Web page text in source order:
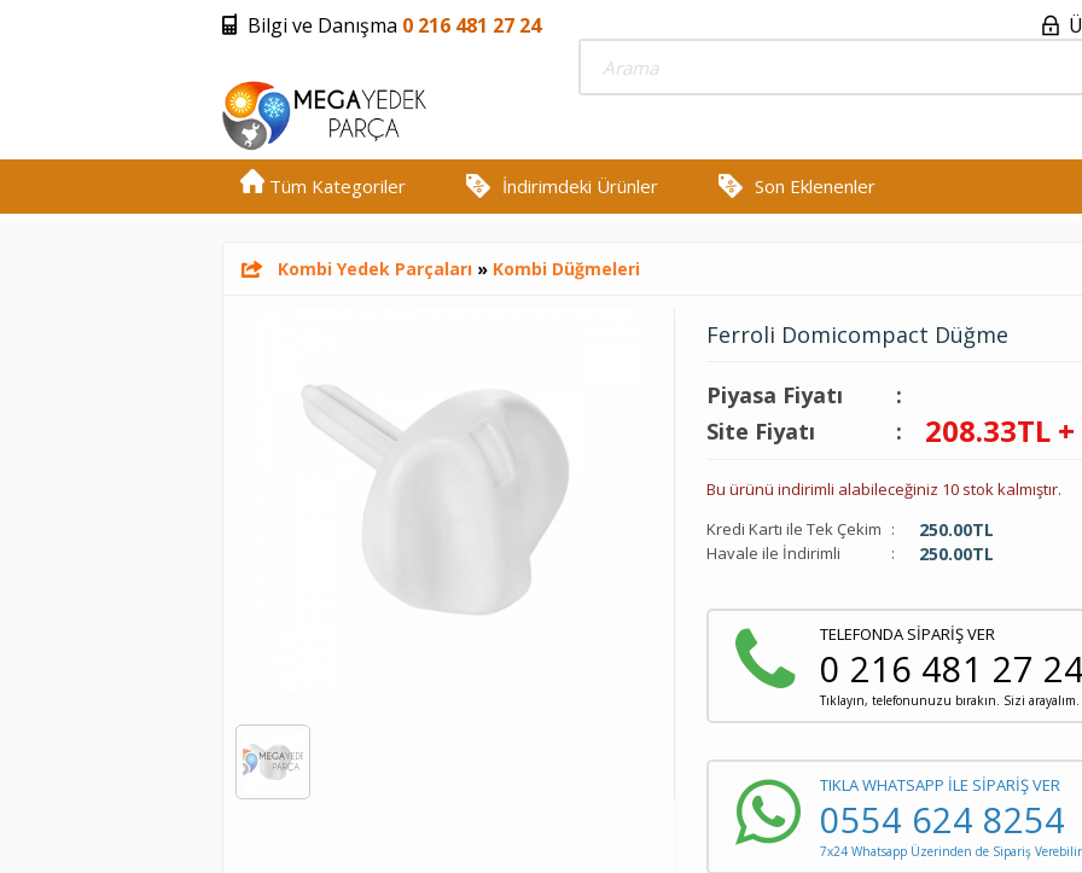
Bilgi ve Danışma 0 216 481 27 24
Tüm Kategoriler İndirimdeki Ürünler Son Eklenenler
Kombi Yedek Parçaları» Kombi Düğmeleri
Ferroli Domicompact Düğme
Piyasa Fiyatı
:
Site Fiyatı
: 208.33TL
Bu ürünü indirimli alabileceğiniz 10 stok kalmıştır.
Kredi Kartı ile Tek Çekim : 250.00TL
Havale ile İndirimli : 250.00TL
TELEFONDA SİPARİŞ VER
0 216 481 27 24
Tıklayın, telefonunuzu bırakın. Sizi arayalım.
TIKLA WHATSAPP İLE SİPARİŞ VER
0554 624 8254
7x24 Whatsapp Üzerinden de Sipariş